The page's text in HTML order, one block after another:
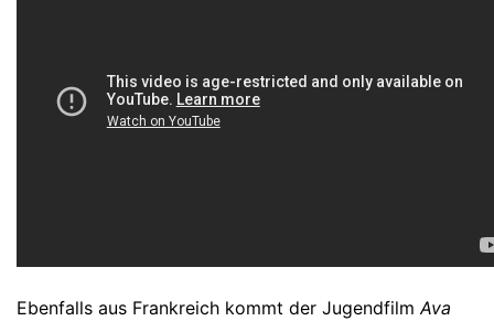
Ebenfalls aus Frankreich kommt der Jugendfilm Ava